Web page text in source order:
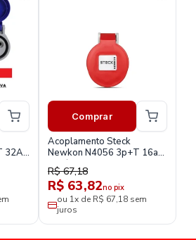
32A
Comprar
Acoplamento Steck
Newkon N4056 3p+T 16a
380/440v
R$ 67,18
R$ 63,82no pix
ou 1x de R$ 67,18 sem
juros